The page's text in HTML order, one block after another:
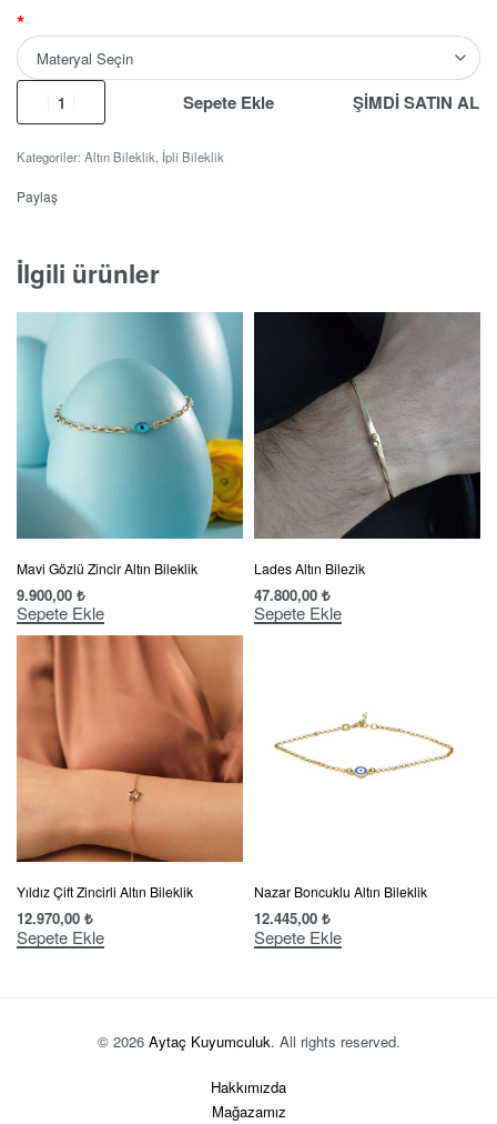
*
Sepete Ekle ŞİMDİ SATIN AL
Kategoriler: Altın Bileklik, İpli Bileklik
Paylaş
İlgili ürünler
Mavi Gözlü Zincir Altın Bileklik
9.900,00 ₺
Sepete Ekle
Lades Altın Bilezik
47.800,00 ₺
Sepete Ekle
Yıldız Çift Zincirli Altın Bileklik
12.970,00 ₺
Sepete Ekle
Nazar Boncuklu Altın Bileklik
12.445,00 ₺
Sepete Ekle
© 2026 Aytaç Kuyumculuk. All rights reserved.
Hakkımızda
Mağazamız